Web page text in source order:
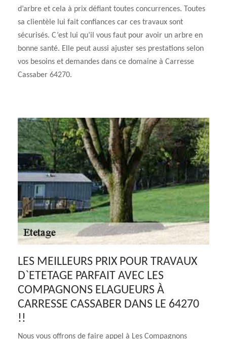
d’arbre et cela à prix défiant toutes concurrences. Toutes
sa clientèle lui fait confiances car ces travaux sont
sécurisés. C’est lui qu’il vous faut pour avoir un arbre en
bonne santé. Elle peut aussi ajuster ses prestations selon
vos besoins et demandes dans ce domaine à Carresse
Cassaber 64270.
LES MEILLEURS PRIX POUR TRAVAUX
D`ETETAGE PARFAIT AVEC LES
COMPAGNONS ELAGUEURS À
CARRESSE CASSABER DANS LE 64270
!!
Nous vous offrons de faire appel à Les Compagnons